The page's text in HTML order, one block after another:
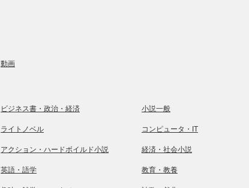
動画
ビジネス書・政治・経済 小説一般
ライトノベル コンピュータ・IT
アクション・ハードボイルド小説 経済・社会小説
英語・語学 教育・教養